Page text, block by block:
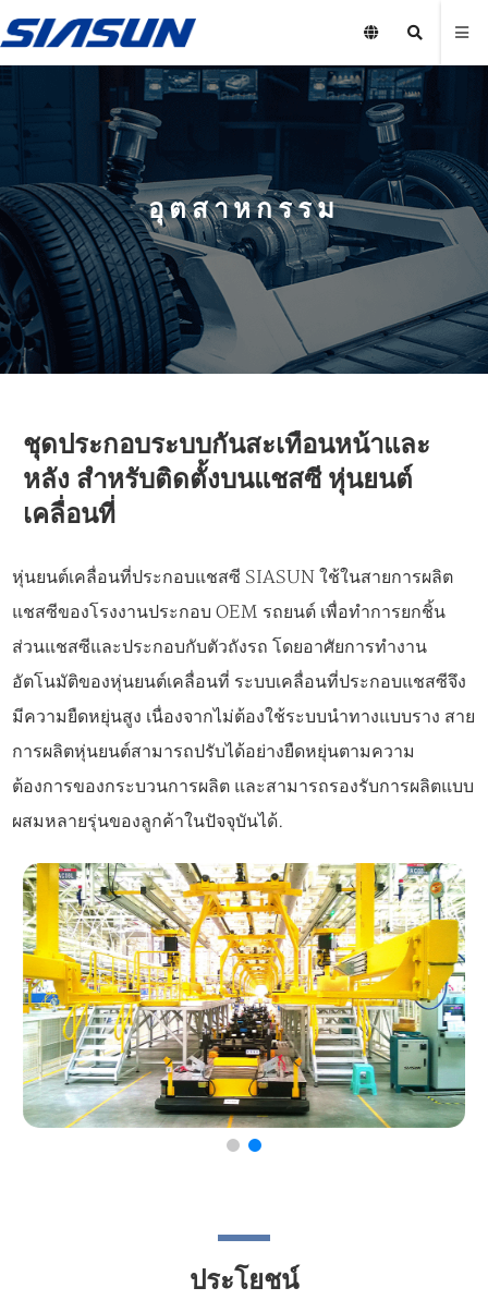
อุตสาหกรรม
ชุดประกอบระบบกันสะเทือนหน้าและ
หลัง สำหรับติดตั้งบนแชสซี หุ่นยนต์
เคลื่อนที่
หุ่นยนต์เคลื่อนที่ประกอบแชสซี SIASUN ใช้ในสายการผลิต
แชสซีของโรงงานประกอบ OEM รถยนต์ เพื่อทำการยกชิ้น
ส่วนแชสซีและประกอบกับตัวถังรถ โดยอาศัยการทำงาน
อัตโนมัติของหุ่นยนต์เคลื่อนที่ ระบบเคลื่อนที่ประกอบแชสซีจึง
มีความยืดหยุ่นสูง เนื่องจากไม่ต้องใช้ระบบนำทางแบบราง สาย
การผลิตหุ่นยนต์สามารถปรับได้อย่างยืดหยุ่นตามความ
ต้องการของกระบวนการผลิต และสามารถรองรับการผลิตแบบ
ผสมหลายรุ่นของลูกค้าในปัจจุบันได้.
ประโยชน์